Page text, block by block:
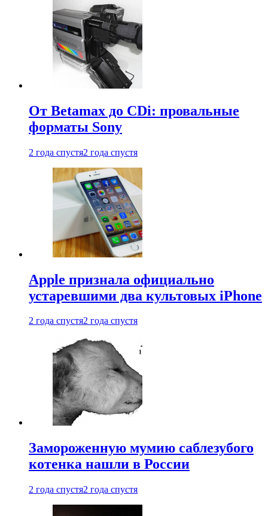
От Betamax до CDi: провальные
форматы Sony
2 года спустя2 года спустя
Apple признала официально
устаревшими два культовых iPhone
2 года спустя2 года спустя
Замороженную мумию саблезубого
котенка нашли в России
2 года спустя2 года спустя